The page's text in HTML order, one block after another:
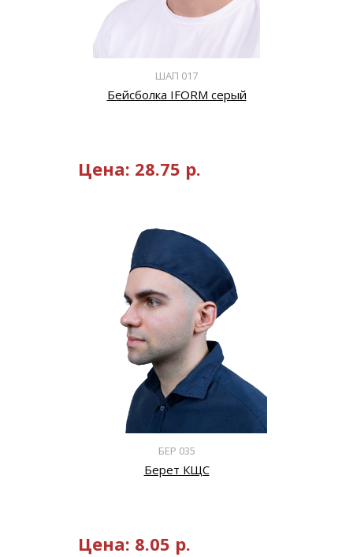
ШАП 017
Бейсболка IFORM серый
Цена: 28.75 р.
БЕР 035
Берет КЩС
Цена: 8.05 р.